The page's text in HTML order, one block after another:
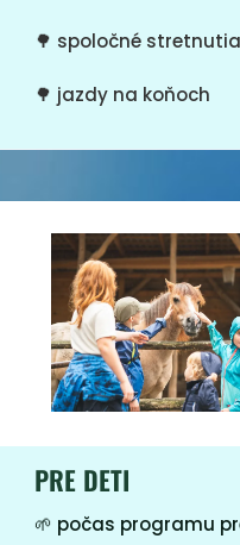
🌳 spoločné
🌳 jazdy na koňoch
PRE DETI
🌱 počas programu